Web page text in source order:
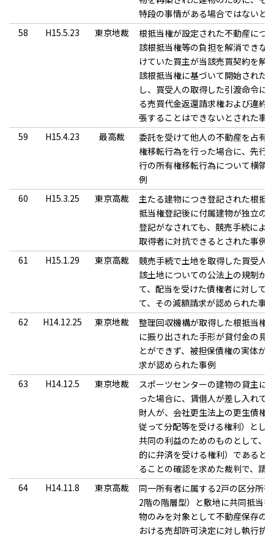
特段の事情がある場合ではないと
58
H15.5.23 東京地裁
根抵当権が設定された不動産につ
該根抵当権等の負担を解消できな
けていた買主が当該売買契約を解
該根抵当権に基づいて開始された
し、買受人の取得した引渡命令に
る売買代金返還請求権および違約
張することはできないとされた事
59
H15.4.23 最高裁
委託を受けて他人の不動産を占有
権移転行為を行った場合に、先行
行の所有権移転行為について横領
例
60
H15.3.25 東京高裁
主たる建物につき登記された根抵
抵当権登記後に付属建物が独立の
登記がなされても、競売手続によ
取得者に対抗できるとされた事例
61
H15.1.29 東京高裁
競売手続で土地を取得した買受人
該土地についての公法上の規制が
て、配当を受けた債権者に対して
て、その減額請求が認められた事
62
H14.12.25 東京地裁
整理回収機構が取得した根抵当権
に振り出された手形が貸付金の見
とができず、被担保債権の実体が
求が認められた事例
63
H14.12.5 東京地裁
スポーツセンターの建物の貸主に
った場合に、賃借人が差し入れて
財人が、会社更生法上の更生債権
従って分配等を受ける権利）とし
共同の利益のためのものとして、
的に弁済を受ける権利）であると
ることの確認を求めた裁判で、請
64
H14.11.8 東京高裁
同一所有者に属する2戸の区分所
2階の階層型）と敷地に共同抵当
物のみを対象として不動産保存の
おける売却許可決定に対し執行抗